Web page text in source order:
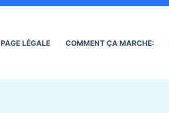
PAGE LÉGALE COMMENT ÇA MARCHE: